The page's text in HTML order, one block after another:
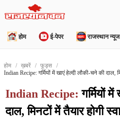
होम ई-पेपर राजस्थान न्यूज
होम ख़बरें
फूड्स
Indian Recipe: गर्मियों में खाएं हेल्दी लौकी-चने की दाल,
Indian Recipe: गर्मियों
दाल, मिनटों में तैयार होगी